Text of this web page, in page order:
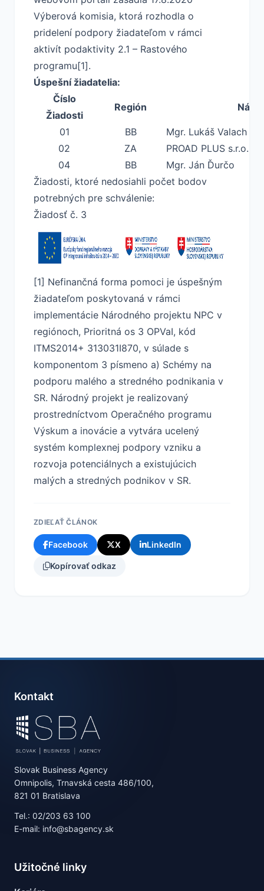
Výberová komisia, ktorá rozhodla o
pridelení podpory žiadateľom v rámci
aktivít podaktivity 2.1 – Rastového
programu[1].
Úspešní žiadatelia:
Číslo
Žiadosti
Región
01 BB
Mgr. Lukáš Valach –
02
ZA
PROAD PLUS s.r.o.
04
BB
Mgr. Ján Ďurčo
Žiadosti, ktoré nedosiahli počet bodov
potrebných pre schválenie:
Žiadosť č. 3
[1] Nefinančná forma pomoci je úspešným
žiadateľom poskytovaná v rámci
implementácie Národného projektu NPC v
regiónoch, Prioritná os 3 OPVaI, kód
ITMS2014+ 313031I870, v súlade s
komponentom 3 písmeno a) Schémy na
podporu malého a stredného podnikania v
SR. Národný projekt je realizovaný
prostredníctvom Operačného programu
Výskum a inovácie a vytvára ucelený
systém komplexnej podpory vzniku a
rozvoja potenciálnych a existujúcich
malých a stredných podnikov v SR.
ZDIEĽAŤ ČLÁNOK
Facebook X LinkedIn
Kopírovať odkaz
Kontakt
Slovak Business Agency
Omnipolis, Trnavská cesta 486/100,
821 01 Bratislava
Tel.: 02/203 63 100
E-mail: info@sbagency.sk
Užitočné linky